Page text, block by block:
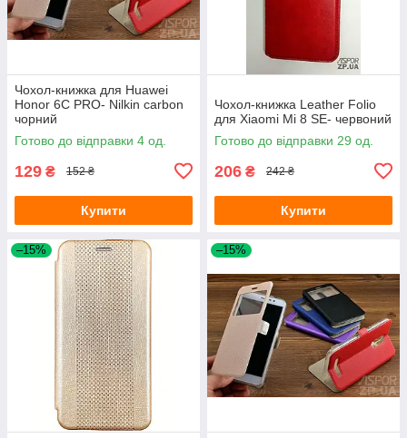
Чохол-книжка для Huawei
Honor 6C PRO- Nilkin carbon
чорний
Готово до відправки 4 од.
129 ₴ 152 ₴
Купити
Чохол-книжка Leather Folio
для Xiaomi Mi 8 SE- червоний
Готово до відправки 29 од.
206 ₴ 242 ₴
Купити
–15% –15%